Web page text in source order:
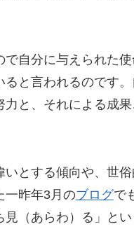
自分に与えられた
と言われるのです
と、それによる成
とする傾向や、世
一昨年3月のブログで
（あらわ）る」と